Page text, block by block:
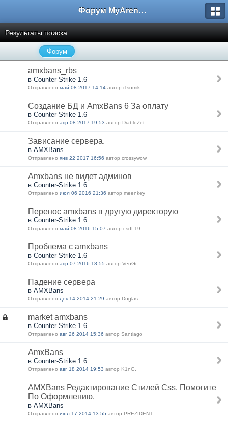
Форум MyArena.ru
Результаты поиска
Форум
amxbans_rbs
в Counter-Strike 1.6
Отправлено май 08 2017 14:14 автор iTsomik
Создание БД и AmxBans 6 За оплату
в Counter-Strike 1.6
Отправлено апр 08 2017 19:53 автор DiabloZet
Зависание сервера.
в AMXBans
Отправлено янв 22 2017 16:56 автор crossywow
Amxbans не видет админов
в Counter-Strike 1.6
Отправлено июл 06 2016 21:36 автор meenkey
Перенос amxbans в другую директорую
в Counter-Strike 1.6
Отправлено май 08 2016 15:07 автор csdf-19
Проблема с amxbans
в Counter-Strike 1.6
Отправлено апр 07 2016 18:55 автор VenGi
Падение сервера
в AMXBans
Отправлено дек 14 2014 21:29 автор Duglas
market amxbans
в Counter-Strike 1.6
Отправлено авг 26 2014 15:36 автор Santiago
AmxBans
в Counter-Strike 1.6
Отправлено авг 18 2014 19:53 автор K1nG.
AMXBans Редактирование Стилей Css. Помогите
По Оформлению.
в AMXBans
Отправлено июл 17 2014 13:55 автор PREZIDENT